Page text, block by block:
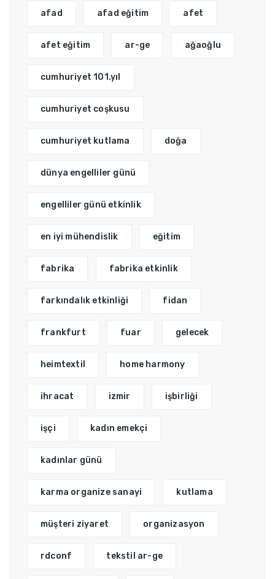
afad afad eğitim afet
afet eğitim ar-ge ağaoğlu
cumhuriyet 101.yıl
cumhuriyet coşkusu
cumhuriyet kutlama doğa
dünya engelliler günü
engelliler günü etkinlik
en iyi mühendislik eğitim
fabrika fabrika etkinlik
farkındalık etkinliği fidan
frankfurt fuar gelecek
heimtextil home harmony
ihracat izmir işbirliği
işçi kadın emekçi
kadınlar günü
karma organize sanayi kutlama
müşteri ziyaret organizasyon
rdconf tekstil ar-ge